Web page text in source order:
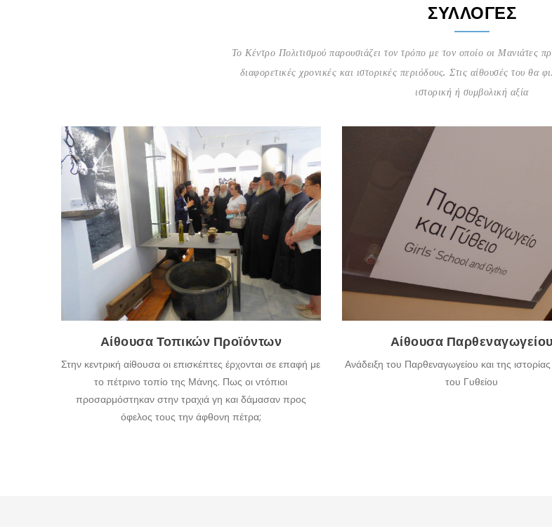
ΣΥΛΛΟΓΈΣ
Το Κέντρο Πολιτισμού παρουσιάζει τον τρόπο με τον οποίο οι Μανιάτες
διαφορετικές χρονικές και ιστορικές περιόδους. Στις αίθουσές του θα
ιστορική ή συμβολική αξία
Αίθουσα Τοπικών Προϊόντων
Στην κεντρική αίθουσα οι επισκέπτες έρχονται σε επαφή με
το πέτρινο τοπίο της Μάνης. Πως οι ντόπιοι
προσαρμόστηκαν στην τραχιά γη και δάμασαν προς
όφελος τους την άφθονη πέτρα;
Αίθουσα Τοπικών Προϊόντων
Μέσα από το φωτογραφικό φακό του Γ. Βουρλίτη
και τα αντικείμενα της συλλογής, παρουσιάζονται οι
τρόποι διαβίωσης, τα τοπικά προϊόντα και ο τρόπος
συλλογής, παραγωγής και επεξεργασίας τους.
ΠΕΡΙΣΣΌΤΕΡΑ
Αίθουσα Παρθεναγωγείου
Ανάδειξη του Παρθεναγωγείου και της
του Γυθείου
Η δεύτερη θεματική ενότητα του ΚΠΑΜ «μιλά»
νεότερο Γύθειο, το εμπόριο, το
μετανάστευση, τους φωτογράφους, τη
ιστορία, τους ποιητές, τη δημοσιογραφία